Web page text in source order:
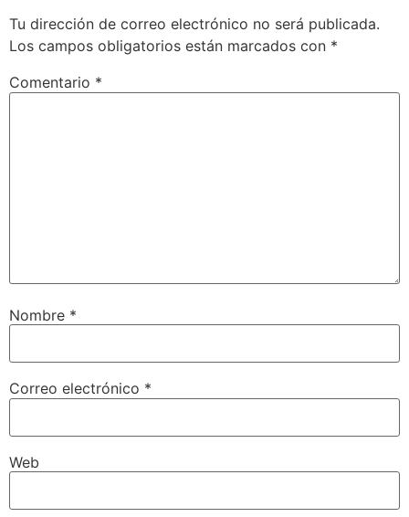
Tu dirección de correo electrónico no será publicada.
Los campos obligatorios están marcados con *
Comentario *
Nombre *
Correo electrónico *
Web